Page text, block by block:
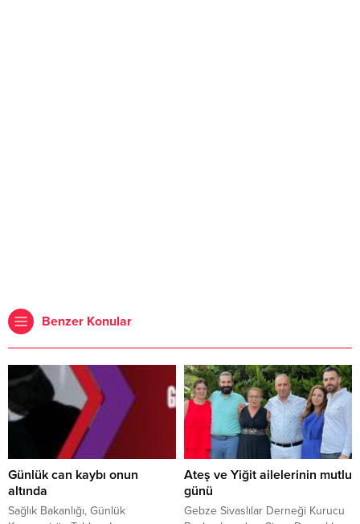
Benzer Konular
Günlük can kaybı onun
altında
Sağlık Bakanlığı, Günlük
Ateş ve Yiğit ailelerinin mutlu
günü
Gebze Sivaslılar Derneği Kurucu